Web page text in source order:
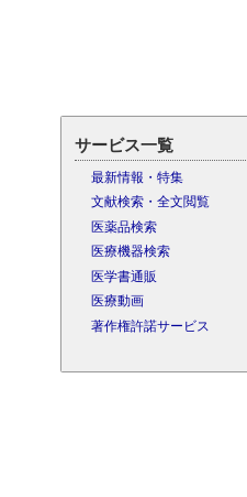
サービス一覧
最新情報・特集
文献検索・全文閲覧
医薬品検索
医療機器検索
医学書通販
医療動画
著作権許諾サービス